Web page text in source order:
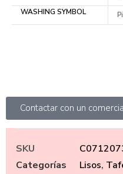
WASHING SYMBOL
Contactar con un
SKU
Categorías
Lisos,